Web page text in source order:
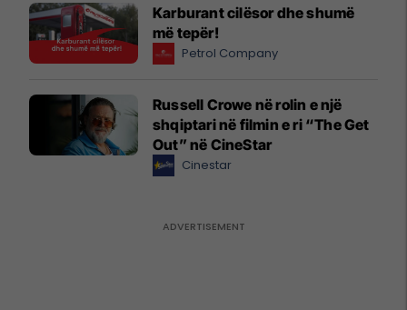
Karburant cilësor dhe shumë
më tepër!
Petrol Company
Russell Crowe në rolin e një
shqiptari në filmin e ri “The Get
Out” në CineStar
Cinestar